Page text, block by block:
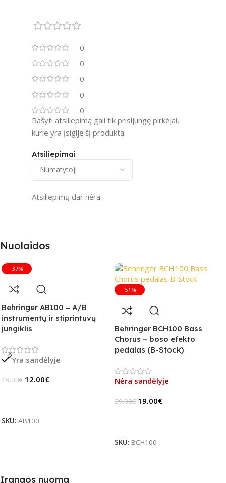
0
0
0
0
0
Atsiliepimai
Atsiliepimų dar nėra.
Rašyti atsiliepimą gali tik prisijungę pirkėjai,
kurie yra įsigiję šį produktą.
Nuolaidos
-37%
Behringer AB100 – A/B
instrumentų ir stiprintuvų
jungiklis
Yra sandėlyje
19.00€ 12.00€
SKU: AB100
-51%
Behringer BCH100 Bass
Chorus – boso efekto
pedalas (B-Stock)
Nėra sandėlyje
39.00€ 19.00€
SKU: BCH100
Įrangos nuoma